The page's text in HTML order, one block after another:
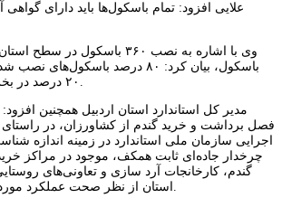
علایی افزود: تمام باسکول‌ها باید دارای
باسکول، بیان کرد: ۸۰ درصد
۲۰ درصد در بخش دولتی فعالیت دارند.
مدیر کل استاندارد استان اردبیل همچنین
فصل برداشت و خرید گندم از کشاورزان، در
اجرایی سازمان ملی استاندارد در زمینه اندازه
چرخدار جاده‌ای ثابت همکف، موجود در مراکز
گندم، کارخانجات آرد سازی و تعاونی‌های
استان از نظر صحت عملکرد مورد بررسی قرار می‌گیرد.